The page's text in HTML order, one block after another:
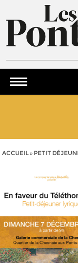
ACCUEIL» PETIT